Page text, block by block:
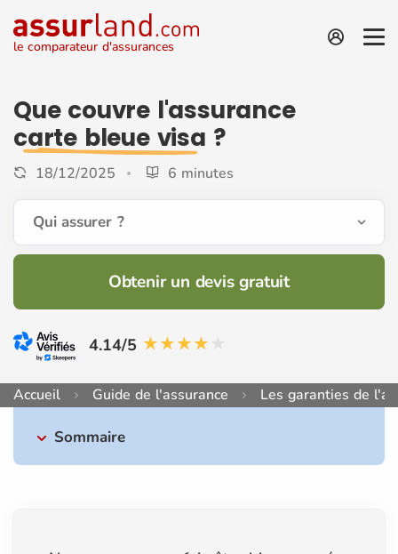
le comparateur d'assurances
Que couvre l'assurance
carte bleue visa ?
18/12/2025 6 minutes
Qui assurer ?
Obtenir un devis gratuit
4.14/5
Accueil Guide de l'assurance Les garanties de
Sommaire